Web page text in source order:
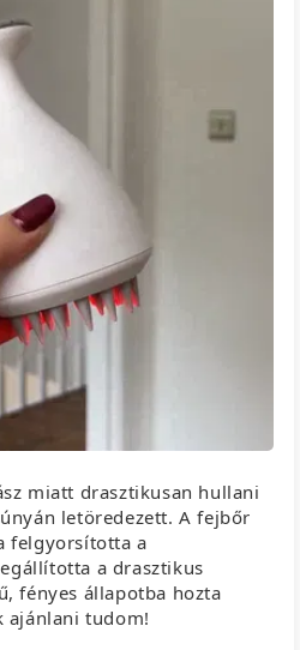
miatt drasztikusan hullani
letöredezett. A fejbőr
felgyorsította a
a drasztikus
fényes állapotba hozta
ajánlani tudom!